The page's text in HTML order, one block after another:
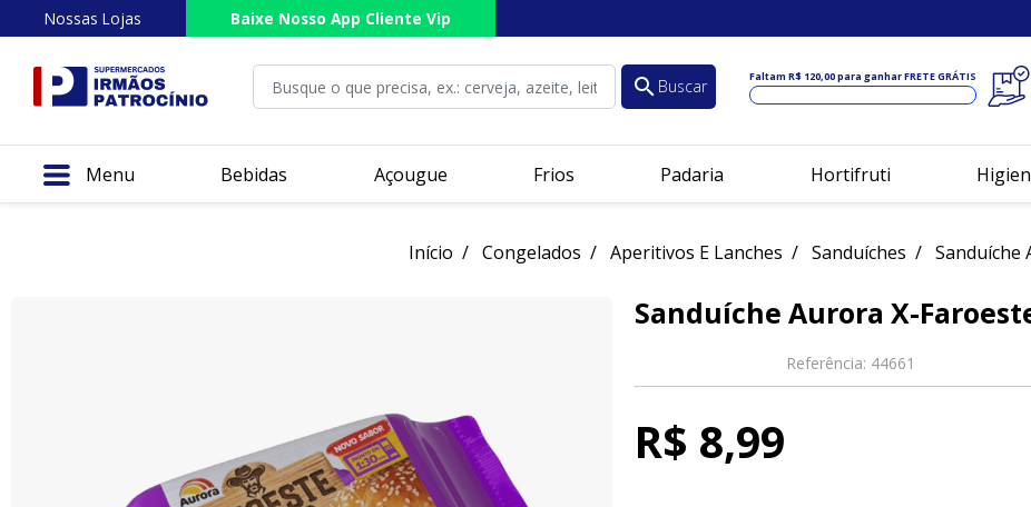
Nossas Lojas Baixe Nosso App Cliente Vip
search Buscar Faltam R$ 120,00para ganhar FRETE GRÁTIS
Menu Bebidas Açougue Frios Padaria Hortifruti
Início Congelados Aperitivos E Lanches Sanduíches Sanduíche
Sanduíche Aurora X-
Referência: 44661
R$ 8,99